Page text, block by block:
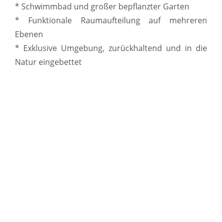
* Schwimmbad und großer bepflanzter Garten
* Funktionale Raumaufteilung auf mehreren
Ebenen
* Exklusive Umgebung, zurückhaltend und in die
Natur eingebettet